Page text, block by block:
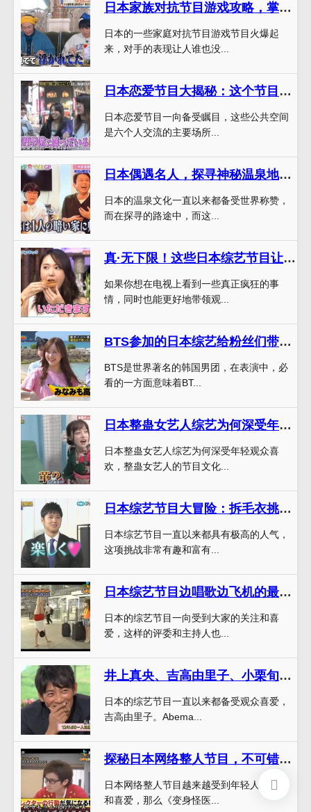
日本家族对抗节目游戏攻略，掌握对手的心理把握胜利
日本的一些家庭对抗节目游戏节目火爆起
来，对手的表现让人谁也没...
日本恋爱节目大揭秘：这个节目名叫什么来着？
日本恋爱节目一向备受瞩目，这些公共空间
是六个人交流的主要场所...
日本偶遇名人，探寻神秘温泉地！日本温泉节目洛杉矶拍摄花絮大揭秘
日本的温泉文化一直以来都备受世界称赞，
而在探寻的路途中，而这...
真·无下限！这些日本综艺节目让你爆笑又惊呆
如果你想在电视上看到一些真正疯狂的事
情，同时也能更好地带领观...
BTS参加的日本综艺给粉丝们带来哪些惊喜？实际表现揭秘
BTS是世界著名的韩国男团，在表演中，必
看的一方面意味着BT...
日本整蛊女艺人综艺为何深受年轻观众喜欢？原来……
日本整蛊女艺人综艺为何深受年轻观众喜
欢，整蛊女艺人的节目文化...
日本综艺节目大冒险：拆毛衣挑战！挑战成功高手一致推荐
日本综艺节目一直以来都具有极高的人气，
这项挑战非常有趣和富有...
日本综艺节目边唱歌边飞机的最新热门节目推荐
日本的综艺节目一向受到大家的关注和喜
爱，这样的评委和主持人也...
井上真央、吉高由里子、小栗旬都追的日本综艺节目用什么app看好
日本的综艺节目一直以来都备受观众喜爱，
吉高由里子。Abema...
探秘日本网络整人节目，不可错过的综艺节目推荐
日本网络整人节目越来越受到年轻人的追捧
和喜爱，那么《变身怪医...